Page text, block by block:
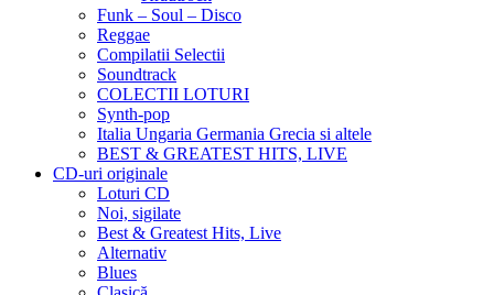
Funk – Soul – Disco
Reggae
Compilatii Selectii
Soundtrack
COLECTII LOTURI
Synth-pop
Italia Ungaria Germania Grecia si altele
BEST & GREATEST HITS, LIVE
CD-uri originale
Loturi CD
Noi, sigilate
Best & Greatest Hits, Live
Alternativ
Blues